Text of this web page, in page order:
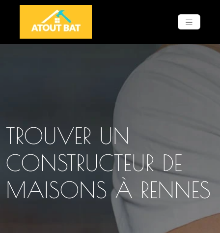
TROUVER UN
CONSTRUCTEUR DE
MAISONS À RENNES